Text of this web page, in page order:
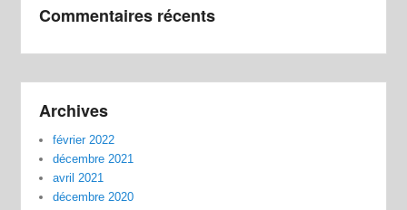
Commentaires récents
Archives
février 2022
décembre 2021
avril 2021
décembre 2020